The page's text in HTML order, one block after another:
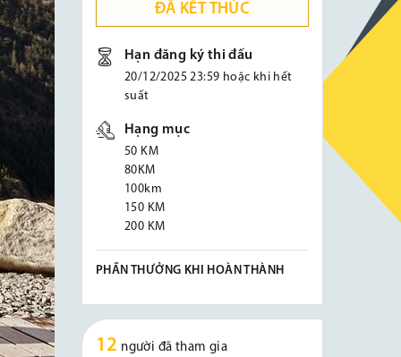
ĐÃ KẾT THÚC
Hạn đăng ký thi đấu
20/12/2025 23:59 hoặc khi hết
suất
Hạng mục
50 KM
80KM
100km
150 KM
200 KM
PHẦN THƯỞNG KHI HOÀN THÀNH
12 người đã tham gia